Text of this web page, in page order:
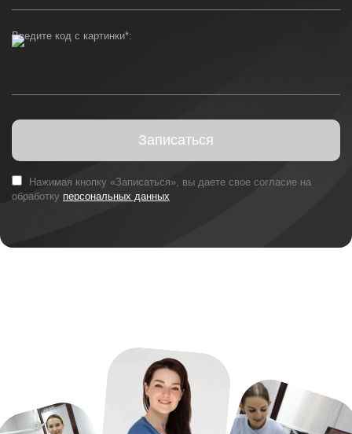
Введите код с картинки*:
Записаться
Нажимая кнопку «Записаться», вы даете свое согласие на
обработку персональных данных